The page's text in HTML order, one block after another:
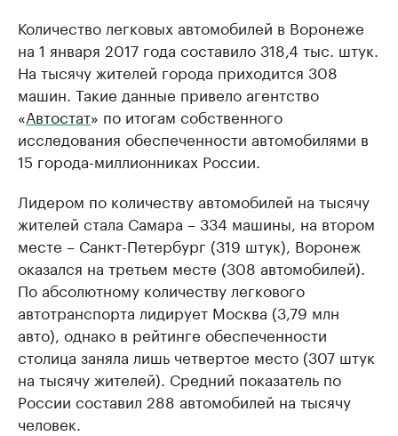
Количество легковых автомобилей в Воронеже
на 1 января 2017 года составило 318,4 тыс. штук.
На тысячу жителей города приходится 308
машин. Такие данные привело агентство
«Автостат» по итогам собственного
исследования обеспеченности автомобилями в
15 города-миллионниках России.
Лидером по количеству автомобилей на тысячу
жителей стала Самара – 334 машины, на втором
месте – Санкт-Петербург (319 штук), Воронеж
оказался на третьем месте (308 автомобилей).
По абсолютному количеству легкового
автотранспорта лидирует Москва (3,79 млн
авто), однако в рейтинге обеспеченности
столица заняла лишь четвертое место (307 штук
на тысячу жителей). Средний показатель по
России составил 288 автомобилей на тысячу
человек.